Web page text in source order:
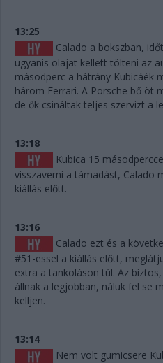
13:25
Calado a bokszban,
ugyanis olajat kellett tölteni az
másodperc a hátrány Kubicáék
három Ferrari. A Porsche bő öt
de ők csináltak teljes szervizt a
13:18
Kubica 15
visszaverni a támadást, Calado
kiállás előtt.
13:16
Calado ezt és a
#51-essel a kiállás előtt,
extra a tankoláson túl. Az
állnak a legjobban, náluk fel se
kelljen.
13:14
Nem volt gumicsere